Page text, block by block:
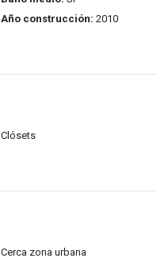
Año construcción: 2010
Clósets
Cerca zona urbana